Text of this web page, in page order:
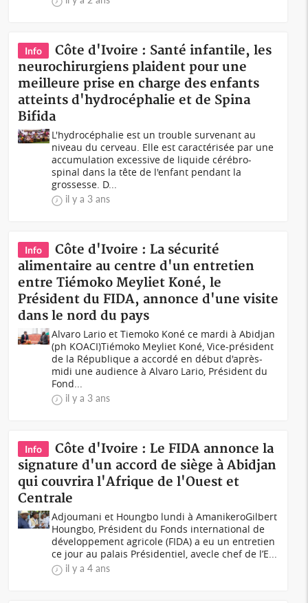
Info
Côte d'Ivoire : Santé infantile, les
neurochirurgiens plaident pour une
meilleure prise en charge des enfants
atteints d'hydrocéphalie et de Spina
Bifida
L'hydrocéphalie est un trouble survenant au
niveau du cerveau. Elle est caractérisée par une
accumulation excessive de liquide cérébro-
spinal dans la tête de l'enfant pendant la
grossesse. D...
il y a 3 ans
Info
Côte d'Ivoire : La sécurité
alimentaire au centre d'un entretien
entre Tiémoko Meyliet Koné, le
Président du FIDA, annonce d'une visite
dans le nord du pays
Alvaro Lario et Tiemoko Koné ce mardi à Abidjan
(ph KOACI)Tiémoko Meyliet Koné, Vice-président
de la République a accordé en début d'après-
midi une audience à Alvaro Lario, Président du
Fond...
il y a 3 ans
Info
Côte d'Ivoire : Le FIDA annonce la
signature d'un accord de siège à Abidjan
qui couvrira l'Afrique de l'Ouest et
Centrale
Adjoumani et Houngbo lundi à Amanikero Gilbert
Houngbo, Président du Fonds international de
développement agricole (FIDA) a eu un entretien
ce jour au palais Présidentiel, avecle chef de l’E...
il y a 4 ans